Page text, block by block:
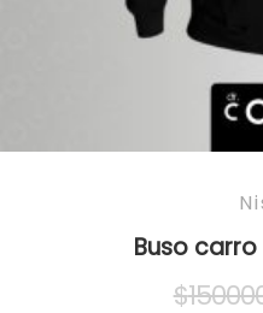
Buso carro
$